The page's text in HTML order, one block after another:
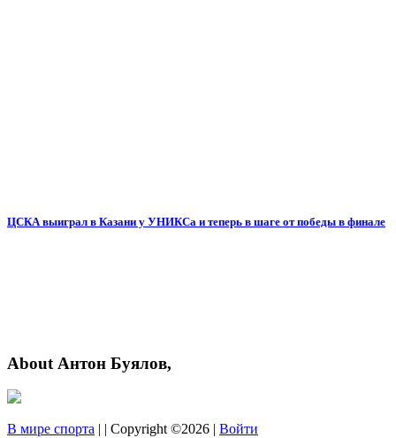
ЦСКА выиграл в Казани у УНИКСа и теперь в шаге от победы в финале
About Антон Буялов,
В мире спорта | | Copyright ©2026 | Войти